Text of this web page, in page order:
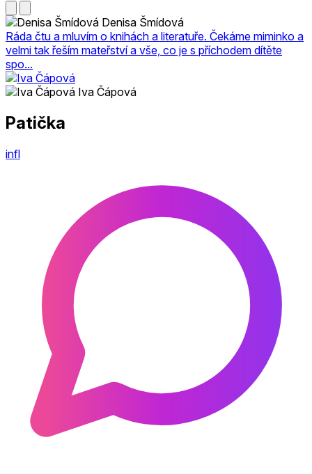
Denisa Šmídová
Ráda čtu a mluvím o knihách a literatuře. Čekáme miminko a
velmi tak řeším mateřství a vše, co je s příchodem dítěte
spo...
Iva Čápová
Patička
infl